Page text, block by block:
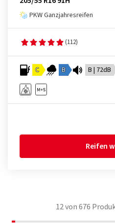
PKW Ganzjahresreifen
(112)
C B B | 72dB
Reifen
12von676